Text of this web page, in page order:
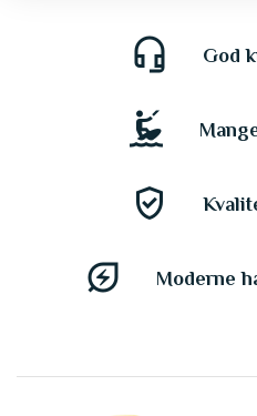
headset_mic God
kitesurfing
gpp_good
energy_savings_leaf Moderne